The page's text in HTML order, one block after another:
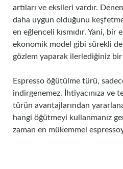
artıları ve eksileri vardır.
daha uygun olduğunu
en eğlenceli kısmıdır. Yani, bir
ekonomik model gibi sürekli
gözlem yaparak ilerlediğiniz
Espresso öğütülme türü,
indirgenemez. İhtiyacınıza ve
türün avantajlarından
hangi öğütmeyi kullanmanız
zaman en mükemmel